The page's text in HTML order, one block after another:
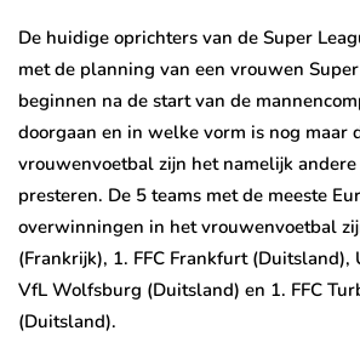
De huidige oprichters van de Super
met de planning van een vrouwen
beginnen na de start van de
doorgaan en in welke vorm is nog maar
vrouwenvoetbal zijn het namelijk
presteren. De 5 teams met de meeste
overwinningen in het vrouwenvoetbal
(Frankrijk), 1. FFC Frankfurt (Duitsland),
VfL Wolfsburg (Duitsland) en 1. FFC
(Duitsland).